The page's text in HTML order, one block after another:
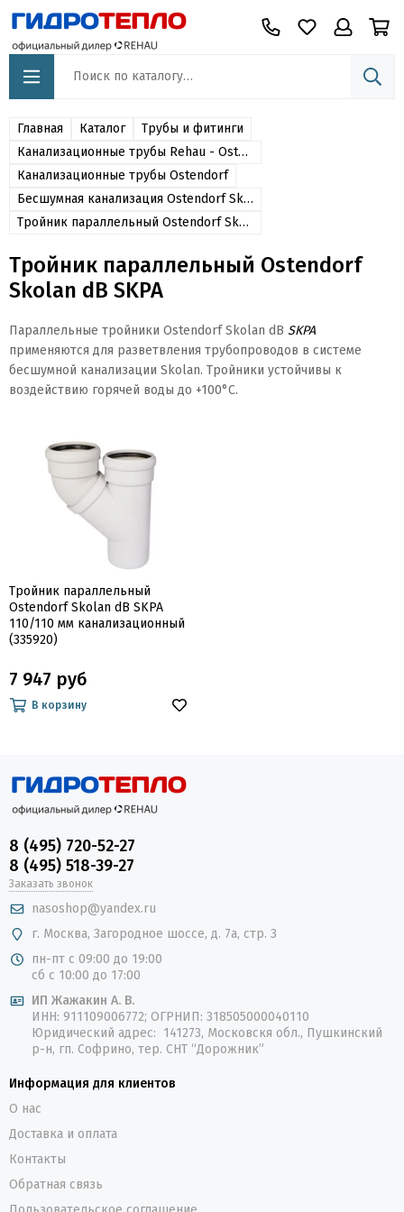
Главная Каталог
Трубы и фитинги
Канализационные трубы Rehau - Ostendorf - Sinikon
Канализационные трубы Ostendorf
Бесшумная канализация Ostendorf Skolan dB
Тройник параллельный Ostendorf Skolan dB SKPA
Тройник параллельный Ostendorf
Skolan dB SKPA
Параллельные тройники Ostendorf Skolan dB SKPA
применяются для разветвления трубопроводов в системе
бесшумной канализации Skolan. Тройники устойчивы к
воздействию горячей воды до +100°С.
Тройник параллельный
Ostendorf Skolan dB SKPA
110/110 мм канализационный
(335920)
7 947 руб
В корзину
8 (495) 720-52-27
8 (495) 518-39-27
Заказать звонок
nasoshop@yandex.ru
г. Москва, Загородное шоссе, д. 7а, стр. 3
пн-пт с 09:00 до 19:00
сб с 10:00 до 17:00
ИП Жажакин А. В.
ИНН: 911109006772; ОГРНИП: 318505000040110
Юридический адрес: 141273, Московскя обл., Пушкинский
р-н, гп. Софрино, тер. СНТ “Дорожник”
Информация для клиентов
О нас
Доставка и оплата
Контакты
Обратная связь